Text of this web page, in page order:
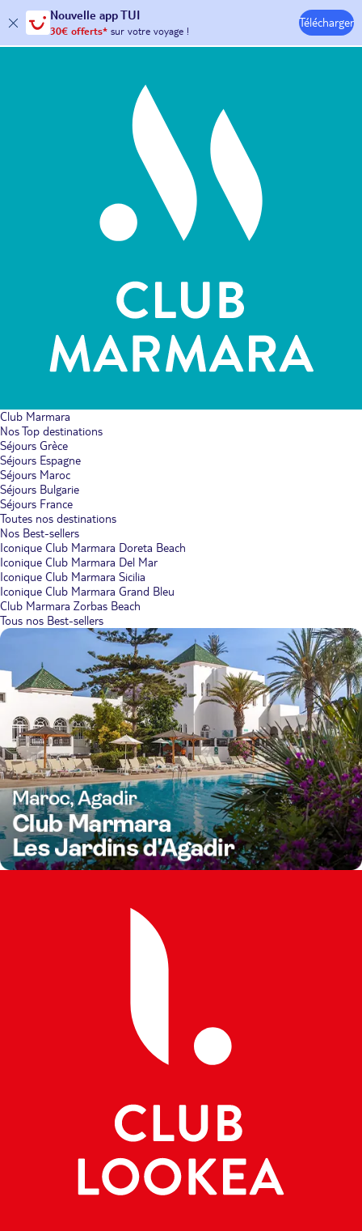
Nouvelle app TUI
30€ offerts*sur votre voyage !
avec le code :HAPPYAPP
Télécharger
Hôtels & Clubs
Club Marmara
Nos Top destinations
Séjours Grèce
Séjours Espagne
Séjours Maroc
Séjours Bulgarie
Séjours France
Toutes nos destinations
Nos Best-sellers
Iconique Club Marmara Doreta Beach
Iconique Club Marmara Del Mar
Iconique Club Marmara Sicilia
Iconique Club Marmara Grand Bleu
Club Marmara Zorbas Beach
Tous nos Best-sellers